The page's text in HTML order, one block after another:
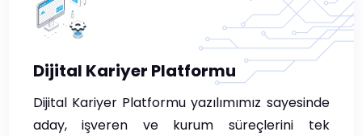
Dijital Kariyer Platformu
Dijital Kariyer Platformu yazılımımız sayesinde
aday, işveren ve kurum süreçlerini tek